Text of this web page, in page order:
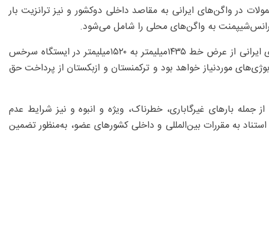
در واگن‌های ایرانی به مقاصد داخلی دوکشور و نیز ترانزیت بار
به واگن‌های محلی را شامل می‌شود.
در بخش دیگری از توافق، نحوه تعویض بوژی واگن‌های ایرانی از عرض خط ۱۴۳۵میلیمتر به ۱۵۲۰میلیمتر در ایستگاه سرخس
موردنیاز خواهد بود و ترکمنستان و ازبکستان از پرداخت حق
بارهای غیرگاباری، خطرناک، ویژه و انبوه و نیز شرایط عدم
به مقررات بین‌المللی و داخلی کشورهای عضو، به‌منظور تضمین